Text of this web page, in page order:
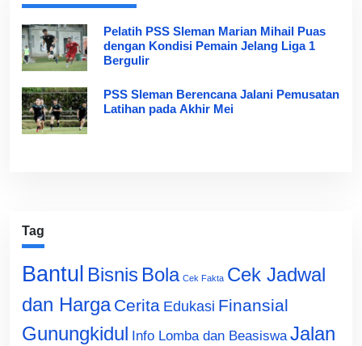
Pelatih PSS Sleman Marian Mihail Puas
dengan Kondisi Pemain Jelang Liga 1
Bergulir
PSS Sleman Berencana Jalani Pemusatan
Latihan pada Akhir Mei
Tag
Bantul Bisnis Bola Cek Fakta Cek Jadwal
dan Harga Cerita Edukasi Finansial
Gunungkidul Info Lomba dan Beasiswa Jalan